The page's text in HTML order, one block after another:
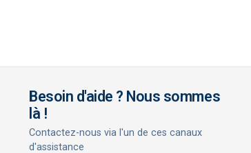
Besoin d'aide ? Nous sommes
là !
Contactez-nous via l'un de ces canaux
d'assistance